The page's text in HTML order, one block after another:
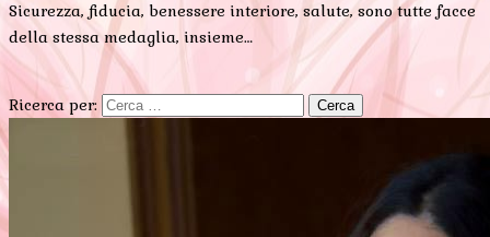
Sicurezza, fiducia, benessere interiore, salute, sono tutte facce
della stessa medaglia, insieme…
Ricerca per: